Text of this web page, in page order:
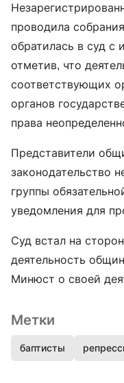
проводила
обратилась в суд
отметив, что
соответствующих
органов
права
Представители
законодательство
группы
уведомления для
Суд встал на
деятельность
Минюст о своей
Метки
баптисты